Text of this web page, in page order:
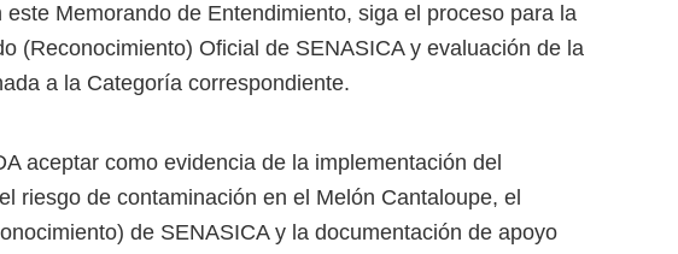
Memorando de Entendimiento, siga el proceso para la
(Reconocimiento) Oficial de SENASICA y evaluación de la
a la Categoría correspondiente.
aceptar como evidencia de la implementación del
riesgo de contaminación en el Melón Cantaloupe, el
de SENASICA y la documentación de apoyo